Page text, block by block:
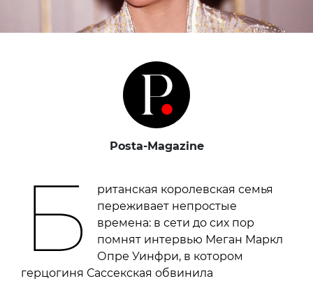
Posta-Magazine
Б
ританская королевская семья
переживает непростые
времена: в сети до сих пор
помнят интервью Меган Маркл
Опре Уинфри, в котором
герцогиня Сассекская обвинила